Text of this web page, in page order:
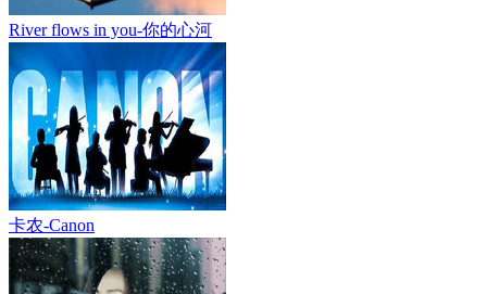
River flows in you-你的心河
卡农-Canon